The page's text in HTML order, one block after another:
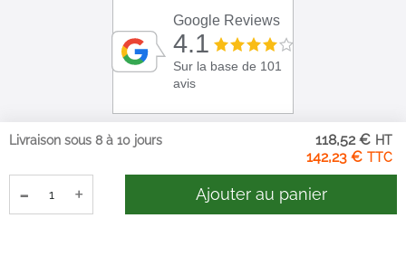
142,23 €
118,52 €
Livraison sous 8 à 10 jours
- + Ajouter au panier
Google Reviews
4.1
Sur la base de 101
avis